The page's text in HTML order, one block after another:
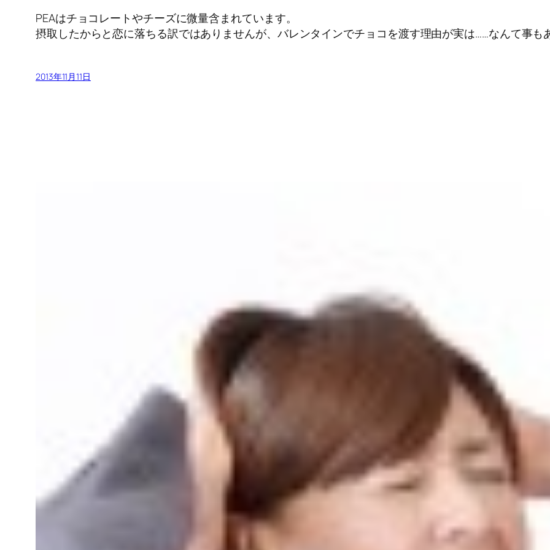
PEAはチョコレートやチーズに微量含まれています。
摂取したからと恋に落ちる訳ではありませんが、バレンタインでチョコを渡す理由が実は……なんて事も
2013年11月11日